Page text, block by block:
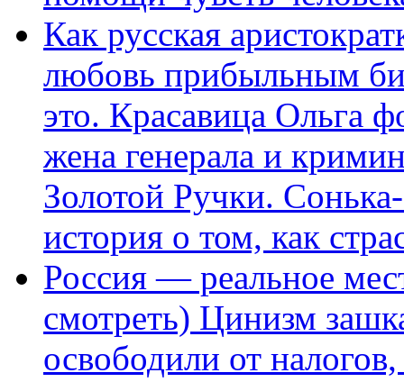
Как русская
любовь прибыльным
это. Красавица Ольга
жена генерала и
Золотой Ручки.
история о том, как
Россия — реальное
смотреть) Цинизм
освободили от